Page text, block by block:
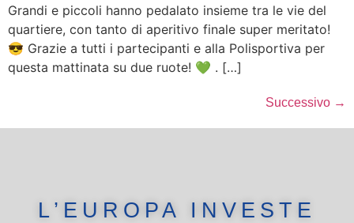
Grandi e piccoli hanno pedalato insieme tra le vie del
quartiere, con tanto di aperitivo finale super meritato!
😎 Grazie a tutti i partecipanti e alla Polisportiva per
questa mattinata su due ruote! 💚 . […]
Successivo →
L’EUROPA INVESTE